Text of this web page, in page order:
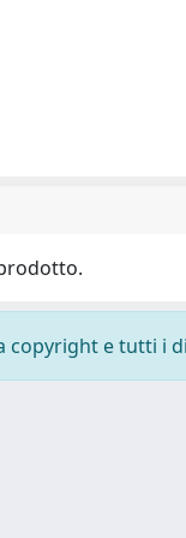
copyright e tutti i